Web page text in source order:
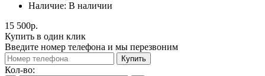
Наличие: В наличии
15 500р.
Купить в один клик
Введите номер телефона и мы перезвоним
Купить
Кол-во: